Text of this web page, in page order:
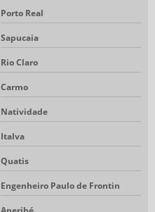
Porto Real
Sapucaia
Rio Claro
Carmo
Natividade
Italva
Quatis
Engenheiro Paulo de Frontin